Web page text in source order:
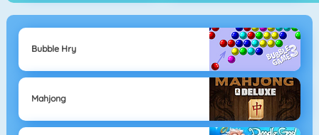
Bubble Hry
Mahjong